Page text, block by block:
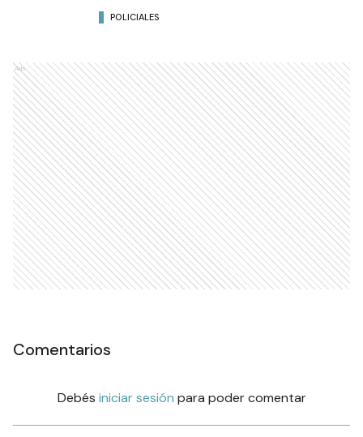
POLICIALES
Ads
Comentarios
Debés iniciar sesión para poder comentar